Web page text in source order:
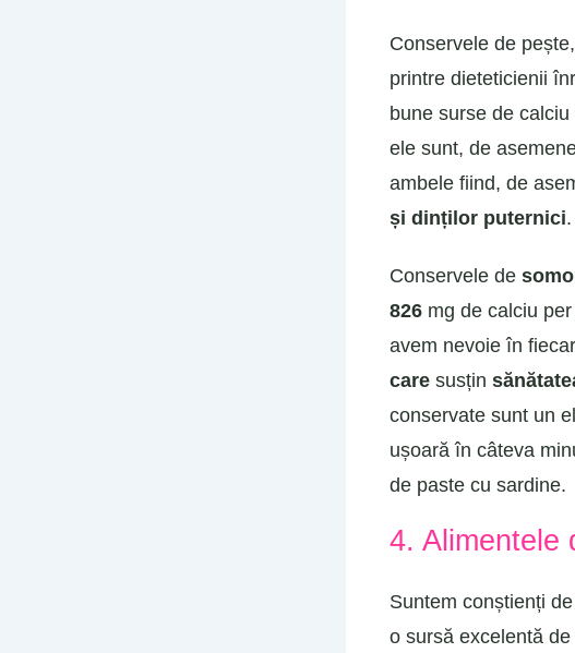
Conservele de
printre dieteticienii
bune surse de
ele sunt, de
ambele fiind, de
și dinților puternici.
Conservele de
826 mg de calciu
avem nevoie în
care susțin
conservate sunt un
ușoară în câteva
de paste cu sardine.
4. Alimentele
Suntem conștienți
o sursă excelentă